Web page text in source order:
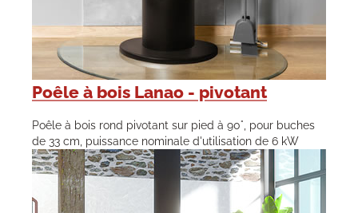
Poêle à bois Lanao - pivotant
Poêle à bois rond pivotant sur pied à 90°, pour buches
de 33 cm, puissance nominale d'utilisation de 6 kW